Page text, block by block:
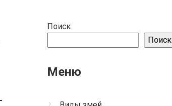
Поиск
Поиск
Меню